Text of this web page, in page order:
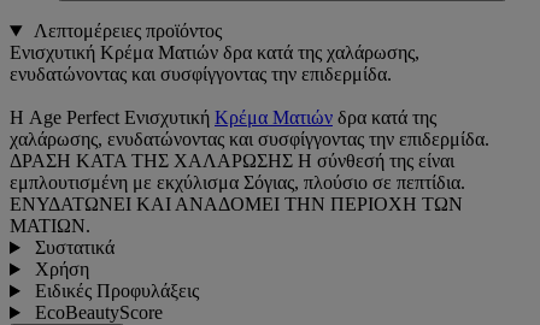
Λεπτομέρειες προϊόντος
Ενισχυτική Κρέμα Ματιών δρα κατά της χαλάρωσης,
ενυδατώνοντας και συσφίγγοντας την επιδερμίδα.
Η Age Perfect Ενισχυτική Κρέμα Ματιών δρα κατά της
χαλάρωσης, ενυδατώνοντας και συσφίγγοντας την επιδερμίδα.
ΔΡΑΣΗ ΚΑΤΑ ΤΗΣ ΧΑΛΑΡΩΣΗΣ Η σύνθεσή της είναι
εμπλουτισμένη με εκχύλισμα Σόγιας, πλούσιο σε πεπτίδια.
ΕΝΥΔΑΤΩΝΕΙ ΚΑΙ ΑΝΑΔΟΜΕΙ ΤΗΝ ΠΕΡΙΟΧΗ ΤΩΝ
ΜΑΤΙΩΝ.
Συστατικά
Χρήση
Ειδικές Προφυλάξεις
EcoBeautyScore